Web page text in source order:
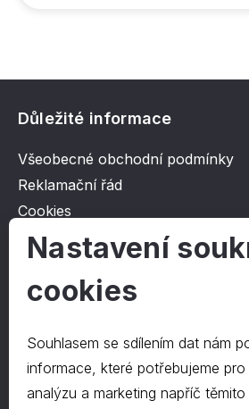
Důležité informace
Všeobecné obchodní podmínky
Reklamační řád
Cookies
Ochrana osobních údajů
O společnosti
Kontakt
O nás
Nastavení
cookies
Souhlasem se sdílením dat nám
informace, které potřebujeme pro
analýzu a marketing napříč